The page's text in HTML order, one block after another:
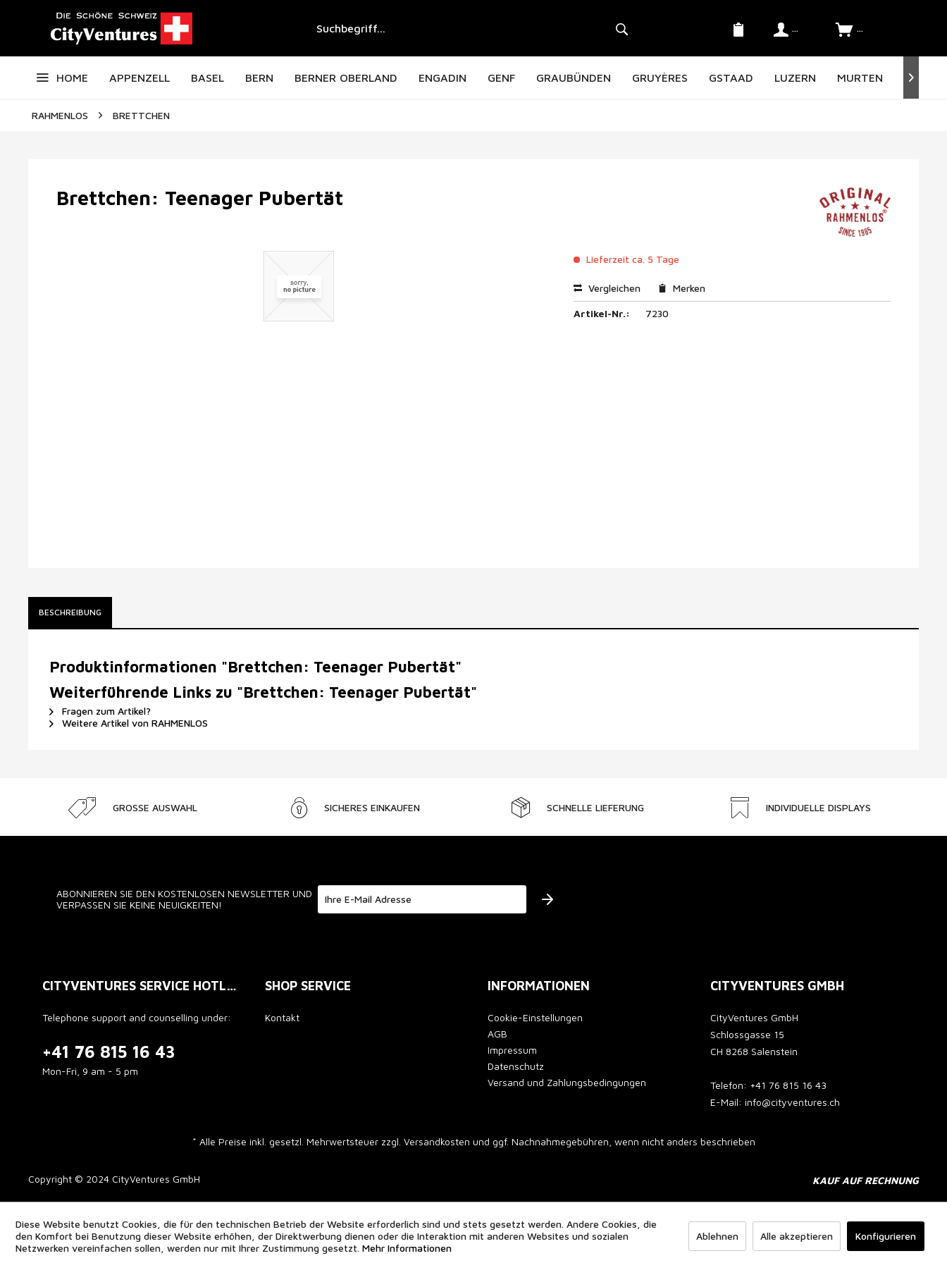
Konto SFr. 0.00 *
HOME APPENZELL BASEL BERN BERNER OBERLAND ENGADIN GENF GRAUBÜNDEN GRUYÈRES GSTAAD LUZERN MURTEN NORD

RAHMENLOS BRETTCHEN
Brettchen: Teenager Pubertät
Lieferzeit ca. 5 Tage
Vergleichen Merken
Artikel-Nr.: 7230
BESCHREIBUNG
Produktinformationen "Brettchen: Teenager Pubertät"
Weiterführende Links zu "Brettchen: Teenager Pubertät"
Fragen zum Artikel?
Weitere Artikel von RAHMENLOS
GROSSE AUSWAHL SICHERES EINKAUFEN SCHNELLE LIEFERUNG INDIVIDUELLE DISPLAYS
ABONNIEREN SIE DEN KOSTENLOSEN NEWSLETTER UND
VERPASSEN SIE KEINE NEUIGKEITEN!
CITYVENTURES SERVICE HOTLINE
Telephone support and counselling under:
+41 76 815 16 43
Mon-Fri, 9 am - 5 pm
SHOP SERVICE
Kontakt
INFORMATIONEN
Cookie-Einstellungen
AGB
Impressum
Datenschutz
Versand und Zahlungsbedingungen
CITYVENTURES GMBH
CityVentures GmbH
Schlossgasse 15
CH 8268 Salenstein
Telefon: +41 76 815 16 43
E-Mail: info@cityventures.ch
* Alle Preise inkl. gesetzl. Mehrwertsteuer zzgl. Versandkosten und ggf. Nachnahmegebühren, wenn nicht anders beschrieben
Copyright © 2024 CityVentures GmbH KAUF AUF RECHNUNG
Diese Website benutzt Cookies, die für den technischen Betrieb der Website erforderlich sind und stets gesetzt werden. Andere Cookies, die
den Komfort bei Benutzung dieser Website erhöhen, der Direktwerbung dienen oder die Interaktion mit anderen Websites und sozialen
Netzwerken vereinfachen sollen, werden nur mit Ihrer Zustimmung gesetzt. Mehr Informationen
Ablehnen Alle akzeptieren Konfigurieren